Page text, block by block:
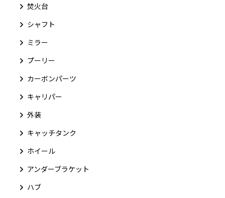
焚火台
シャフト
ミラー
プーリー
カーボンパーツ
キャリパー
外装
キャッチタンク
ホイール
アンダーブラケット
ハブ